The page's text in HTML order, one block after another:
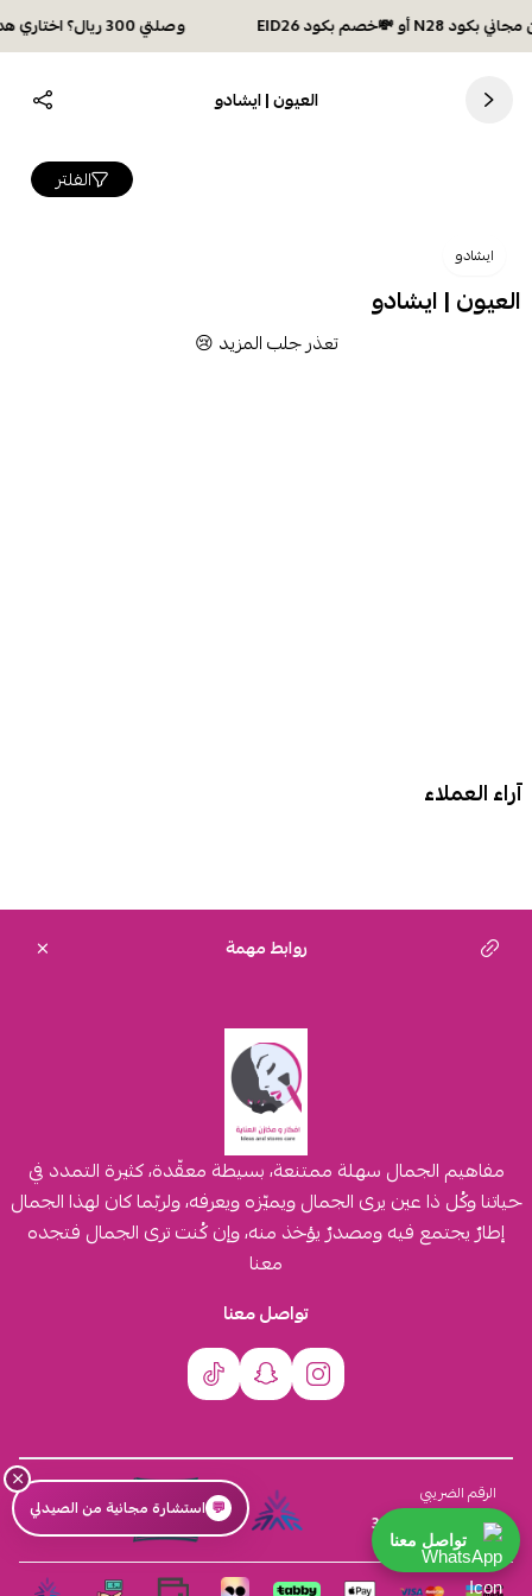
وصلتي 300 ريال؟ اختاري هديتك :🏍 شحن مجاني بكود N28 أو 💸خصم بكود EID26
العيون | ايشادو
الفلتر
ايشادو
العيون | ايشادو
تعذر جلب المزيد 😢
آراء العملاء
روابط مهمة
مفاهيم الجمال سهلة ممتنعة، بسيطة معقّدة، كثيرة التمدد في
حياتنا وكُل ذا عين يرى الجمال ويميّزه ويعرفه، ولربّما كان لهذا الجمال
إطارٌ يجتمع فيه ومصدرٌ يؤخذ منه، وإن كُنت ترى الجمال فتجده
معنا
تواصل معنا
الرقم الضريبي
310555259800003
السجل التجاري
4030431116
×
💬 استشارة مجانية من الصيدلي
تواصل معنا